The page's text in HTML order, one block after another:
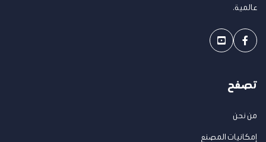
عالمية.
تصفح
من نحن
إمكانيات المصنع